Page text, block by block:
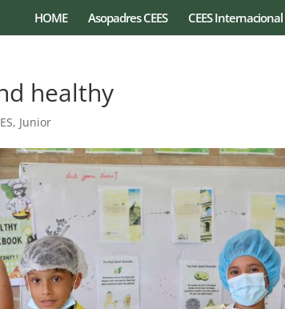
HOME Asopadres CEES CEES Internacional
healthy
, Junior